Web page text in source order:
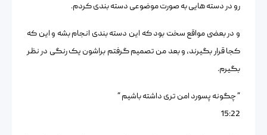
رو در دسته هایی به صورت موضوعی دسته بندی کردم.
و در بعضی مواقع سخت بود که این دسته بندی انجام بشه و این که
کجا قرار بگیرند، و بعد من تصمیم گرفتم براشون یک رنگی در نظر
بگیرم.
” چگونه پسورد امن تری داشته باشیم ”
15:22